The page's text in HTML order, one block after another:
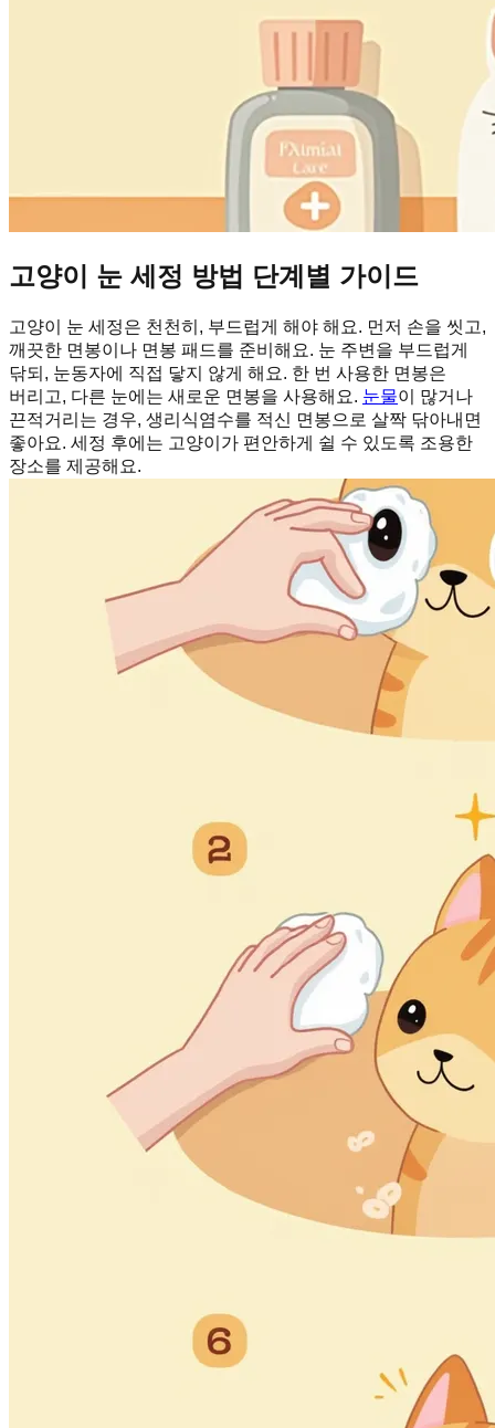
고양이 눈 세정 방법 단계별 가이드
고양이 눈 세정은 천천히, 부드럽게 해야 해요. 먼저 손을 씻고,
깨끗한 면봉이나 면봉 패드를 준비해요. 눈 주변을 부드럽게
닦되, 눈동자에 직접 닿지 않게 해요. 한 번 사용한 면봉은
버리고, 다른 눈에는 새로운 면봉을 사용해요. 눈물이 많거나
끈적거리는 경우, 생리식염수를 적신 면봉으로 살짝 닦아내면
좋아요. 세정 후에는 고양이가 편안하게 쉴 수 있도록 조용한
장소를 제공해요.